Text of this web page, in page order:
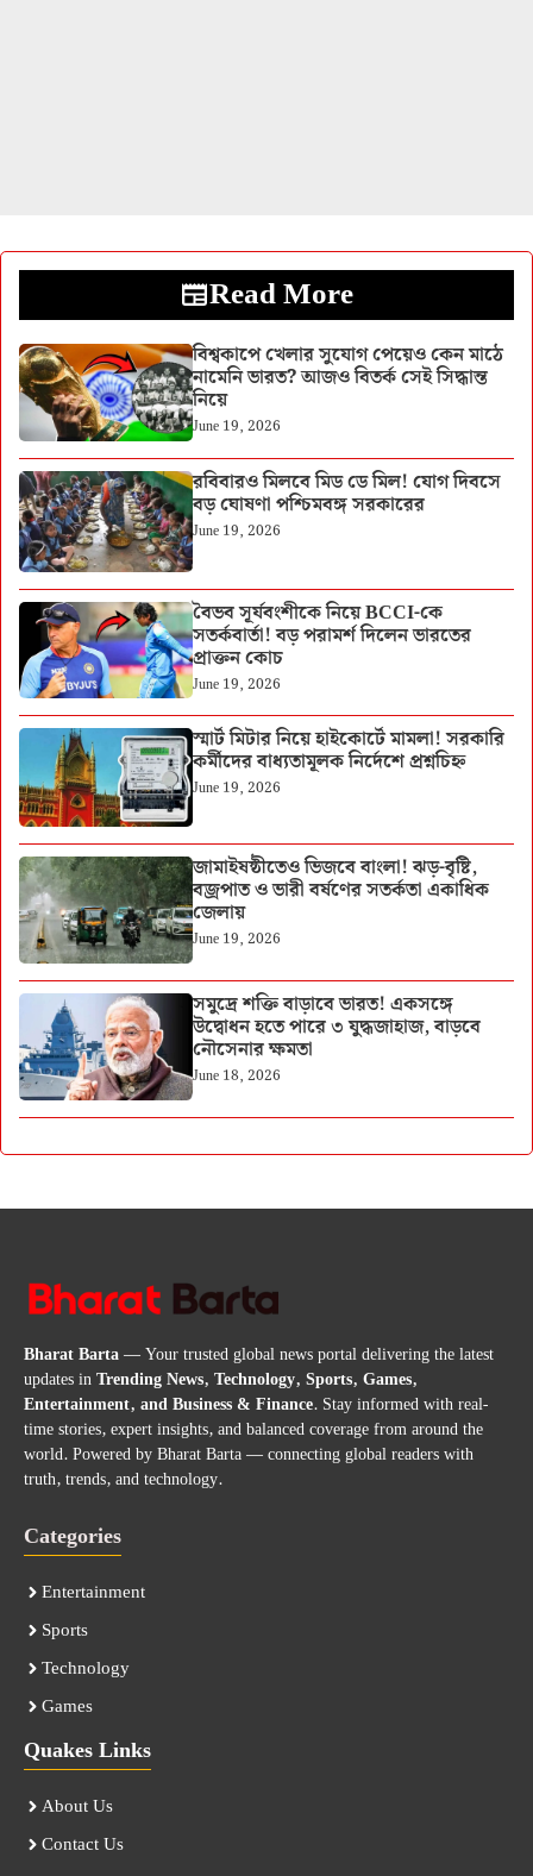
Read More
বিশ্বকাপে খেলার সুযোগ পেয়েও কেন মাঠে
নামেনি ভারত? আজও বিতর্ক সেই সিদ্ধান্ত
নিয়ে
June 19, 2026
রবিবারও মিলবে মিড ডে মিল! যোগ দিবসে
বড় ঘোষণা পশ্চিমবঙ্গ সরকারের
June 19, 2026
বৈভব সূর্যবংশীকে নিয়ে BCCI-কে
সতর্কবার্তা! বড় পরামর্শ দিলেন ভারতের
প্রাক্তন কোচ
June 19, 2026
স্মার্ট মিটার নিয়ে হাইকোর্টে মামলা! সরকারি
কর্মীদের বাধ্যতামূলক নির্দেশে প্রশ্নচিহ্ন
June 19, 2026
জামাইষষ্ঠীতেও ভিজবে বাংলা! ঝড়-বৃষ্টি,
বজ্রপাত ও ভারী বর্ষণের সতর্কতা একাধিক
জেলায়
June 19, 2026
সমুদ্রে শক্তি বাড়াবে ভারত! একসঙ্গে
উদ্বোধন হতে পারে ৩ যুদ্ধজাহাজ, বাড়বে
নৌসেনার ক্ষমতা
June 18, 2026
Bharat Barta— Your trusted global news portal delivering the latest
updates inTrending News, Technology, Sports, Games,
Entertainment, and Business & Finance. Stay informed with real-
time stories, expert insights, and balanced coverage from around the
world. Powered by Bharat Barta — connecting global readers with
truth, trends, and technology.
Categories
Entertainment
Sports
Technology
Games
Quakes Links
About Us
Contact Us